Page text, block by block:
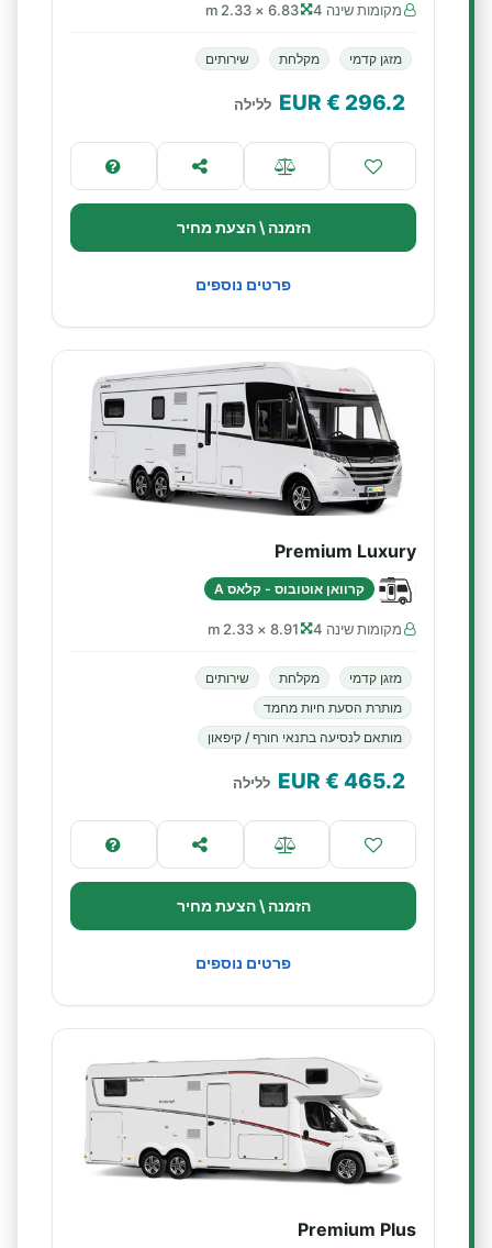
מקומות שינה 4 6.83 × 2.33 m
מזגן קדמי מקלחת שירותים
296.2
€ EUR ללילה
הזמנה \ הצעת מחיר
פרטים נוספים
Premium Luxury
קרוואן אוטובוס - קלאס A
מקומות שינה 4 8.91 × 2.33 m
מזגן קדמי מקלחת
שירותים
מותרת הסעת חיות מחמד
מותאם לנסיעה בתנאי חורף / קיפאון
465.2
€ EUR ללילה
הזמנה \ הצעת מחיר
פרטים נוספים
Premium Plus